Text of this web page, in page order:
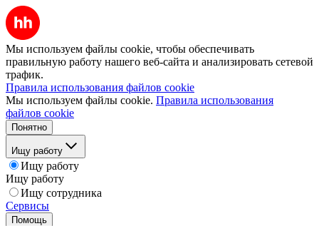
Мы используем файлы cookie, чтобы обеспечивать
правильную работу нашего веб-сайта и анализировать сетевой
трафик.
Правила использования файлов cookie
Мы используем файлы cookie. Правила использования
файлов cookie
Понятно
Ищу работу
Ищу работу
Ищу работу
Ищу сотрудника
Сервисы
Помощь